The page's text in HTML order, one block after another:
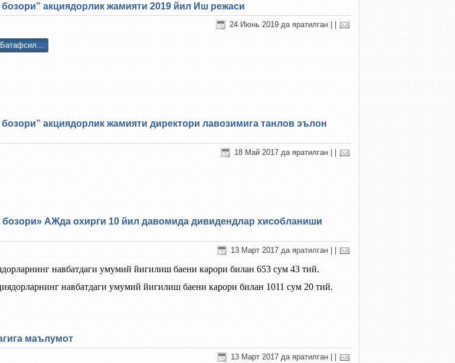
акциядорлик жамияти 2019 йил Иш режаси
24 Июнь 2019 да яратилган
Батафсил...
акциядорлик жамияти директори лавозимига танлов эълон
18 Май 2017 да яратилган
АЖда охирги 10 йил давомида дивидендлар хисобланиши
13 Март 2017 да яратилган
навбатдаги умумий йигилиш баени карори билан 653 сум 43 тий.
навбатдаги умумий йигилиш баени карори билан 1011 сум 20 тий.
маълумот
13 Март 2017 да яратилган